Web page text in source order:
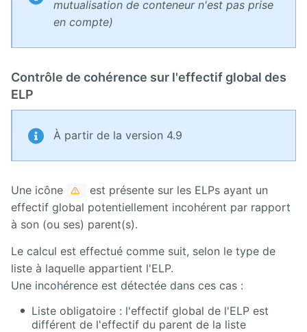
mutualisation de conteneur n'est pas prise
en compte)
Contrôle de cohérence sur l'effectif global des
ELP
À partir de la version 4.9
Une icône
est présente sur les ELPs ayant un
effectif global potentiellement incohérent par rapport
à son (ou ses) parent(s).
Le calcul est effectué comme suit, selon le type de
liste à laquelle appartient l'ELP.
Une incohérence est détectée dans ces cas :
Liste obligatoire : l'effectif global de l'ELP est
différent de l'effectif du parent de la liste